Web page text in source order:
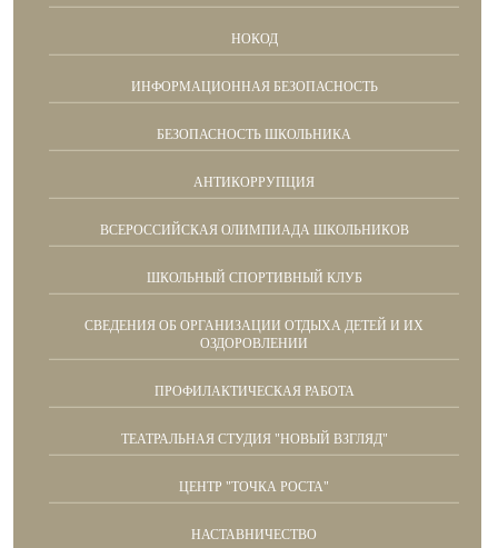
НОКОД
ИНФОРМАЦИОННАЯ БЕЗОПАСНОСТЬ
БЕЗОПАСНОСТЬ ШКОЛЬНИКА
АНТИКОРРУПЦИЯ
ВСЕРОССИЙСКАЯ ОЛИМПИАДА ШКОЛЬНИКОВ
ШКОЛЬНЫЙ СПОРТИВНЫЙ КЛУБ
СВЕДЕНИЯ ОБ ОРГАНИЗАЦИИ ОТДЫХА ДЕТЕЙ И ИХ
ОЗДОРОВЛЕНИИ
ПРОФИЛАКТИЧЕСКАЯ РАБОТА
ТЕАТРАЛЬНАЯ СТУДИЯ "НОВЫЙ ВЗГЛЯД"
ЦЕНТР "ТОЧКА РОСТА"
НАСТАВНИЧЕСТВО